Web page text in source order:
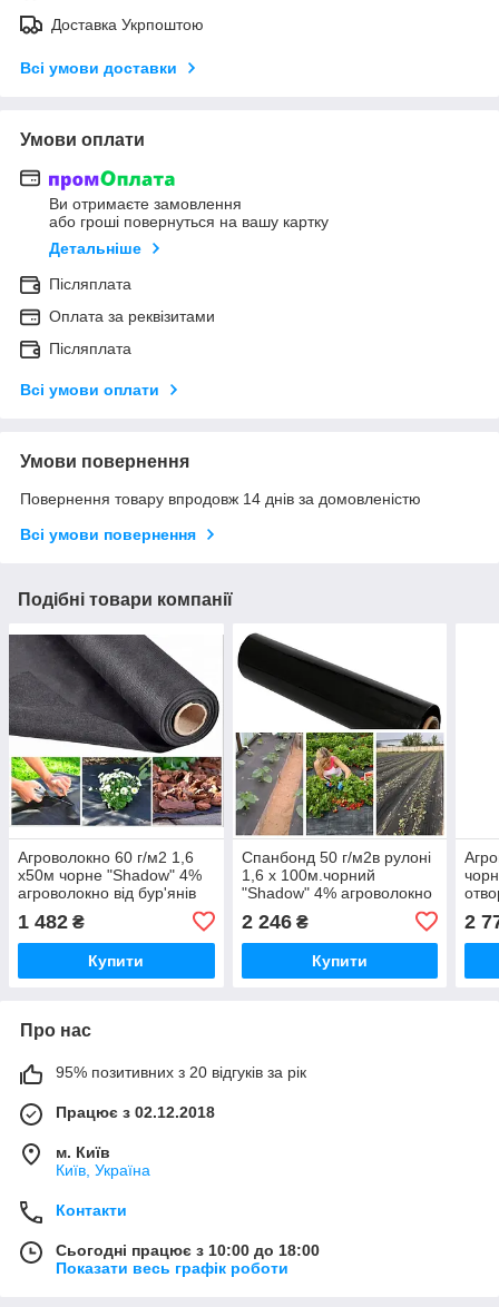
Доставка Укрпоштою
Всі умови доставки
Умови оплати
Ви отримаєте замовлення
або гроші повернуться на вашу картку
Детальніше
Післяплата
Оплата за реквізитами
Післяплата
Всі умови оплати
Умови повернення
Повернення товару впродовж 14 днів за домовленістю
Всі умови повернення
Подібні товари компанії
Агроволокно 60 г/м2 1,6
х50м чорне "Shadow" 4%
агроволокно від бур'янів
1 482 ₴
Купити
Спанбонд 50 г/м2в рулоні
1,6 х 100м.чорний
"Shadow" 4% агроволокно
2 246₴
Купити
2
Про нас
95% позитивних з 20 відгуків за рік
Працює з 02.12.2018
м. Київ
Київ, Україна
Контакти
Сьогодні працює з 10:00 до 18:00
Показати весь графік роботи